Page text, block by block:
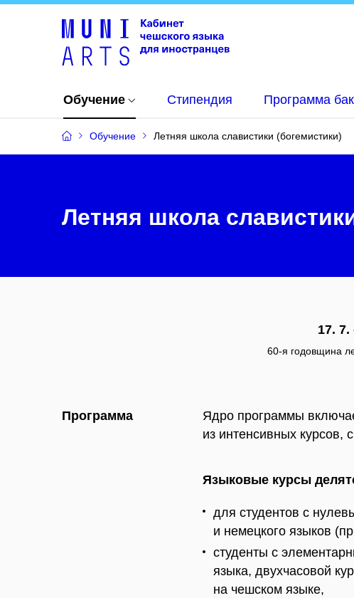
Обучение Стипендия Программа
Обучение Летняя школа славистики (богемистики)
Летняя школа
17. 7.
60-я годовщина
Программа
Ядро прогрaммы
из интенсивных курсов,
Языковые курсы
для студентов с
и немецкого языков
студенты с
языка, двухчасовой
на чешском языке,